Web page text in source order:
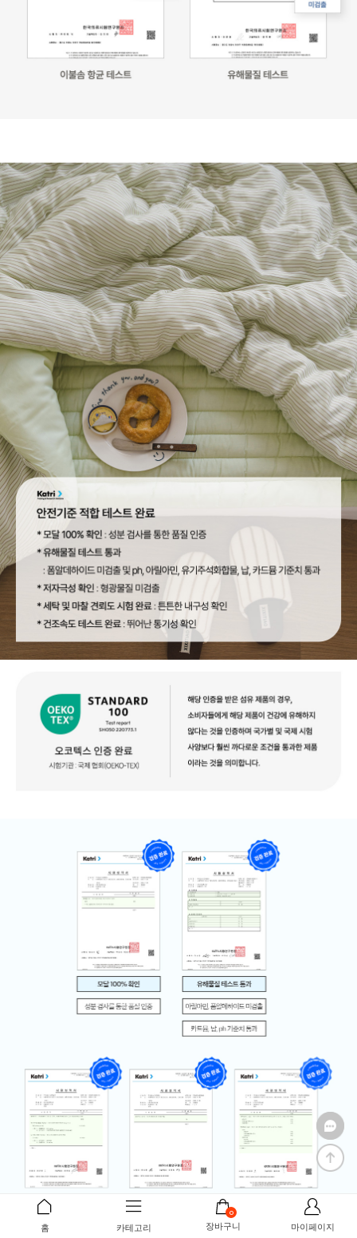
홈 카테고리
0
장바구니 마이페이지